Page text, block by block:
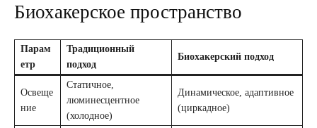
Биохакерское пространство
Парам
етр
Традиционный
подход
Биохакерский подход
Освеще
ние
Статичное,
люминесцентное
(холодное)
Динамическое, адаптивное
(циркадное)